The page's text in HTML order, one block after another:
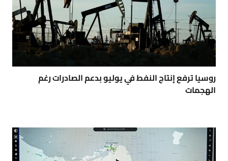
روسيا ترفع إنتاج النفط في يوليو بدعم الصادرات رغم
الهجمات